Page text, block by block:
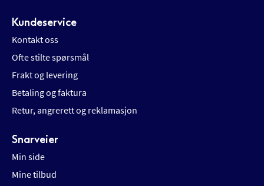
Kundeservice
Kontakt oss
Ofte stilte spørsmål
Frakt og levering
Betaling og faktura
Retur, angrerett og reklamasjon
Snarveier
Min side
Mine tilbud